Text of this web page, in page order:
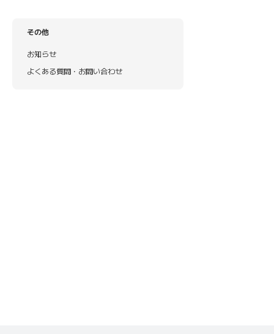
その他
お知らせ
よくある質問・お問い合わせ